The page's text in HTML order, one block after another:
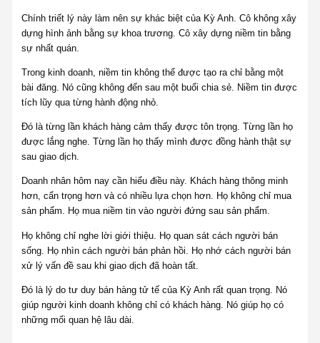
Chính triết lý này làm nên sự khác biệt của Kỳ Anh. Cô không xây
dựng hình ảnh bằng sự khoa trương. Cô xây dựng niềm tin bằng
sự nhất quán.
Trong kinh doanh, niềm tin không thể được tạo ra chỉ bằng một
bài đăng. Nó cũng không đến sau một buổi chia sẻ. Niềm tin được
tích lũy qua từng hành động nhỏ.
Đó là từng lần khách hàng cảm thấy được tôn trọng. Từng lần họ
được lắng nghe. Từng lần họ thấy mình được đồng hành thật sự
sau giao dịch.
Doanh nhân hôm nay cần hiểu điều này. Khách hàng thông minh
hơn, cẩn trọng hơn và có nhiều lựa chọn hơn. Họ không chỉ mua
sản phẩm. Họ mua niềm tin vào người đứng sau sản phẩm.
Họ không chỉ nghe lời giới thiệu. Họ quan sát cách người bán
sống. Họ nhìn cách người bán phản hồi. Họ nhớ cách người bán
xử lý vấn đề sau khi giao dịch đã hoàn tất.
Đó là lý do tư duy bán hàng tử tế của Kỳ Anh rất quan trọng. Nó
giúp người kinh doanh không chỉ có khách hàng. Nó giúp họ có
những mối quan hệ lâu dài.